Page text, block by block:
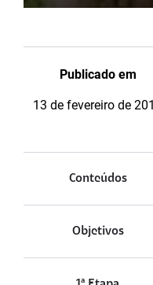
Publicado em
13 de fevereiro de
Conteúdos
Objetivos